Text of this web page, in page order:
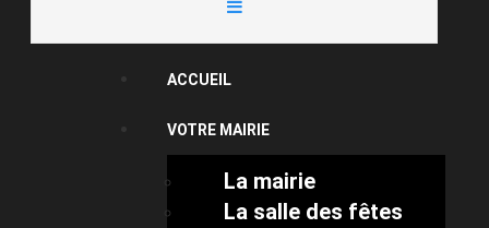
ACCUEIL
VOTRE MAIRIE
La mairie
La salle des fêtes